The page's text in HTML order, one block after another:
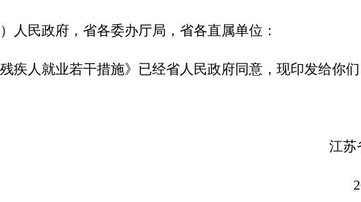
人民政府，省各委办厅局，省各直属单位：
残疾人就业若干措施》已经省人民政府同意，现印发给你们
江苏省人民政府
2026年5月